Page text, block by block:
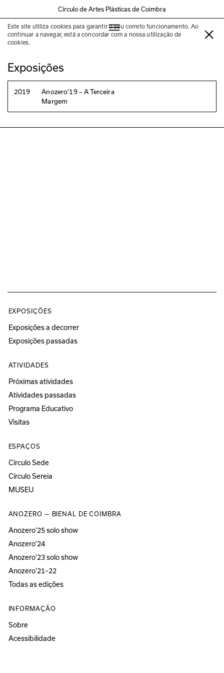
Círculo de Artes Plásticas de Coimbra
Este site utiliza cookies para garantir o seu correto funcionamento. Ao
continuar a navegar, está a concordar com a nossa utilização de
cookies.
Anna Boghiguian
Exposições
2019
Anozero‘19 – A Terceira
Margem
EXPOSIÇÕES
Exposições a decorrer
Exposições passadas
ATIVIDADES
Próximas atividades
Atividades passadas
Programa Educativo
Visitas
ESPAÇOS
Círculo Sede
Círculo Sereia
MUSEU
ANOZERO — BIENAL DE COIMBRA
Anozero‘25 solo show
Anozero‘24
Anozero‘23 solo show
Anozero‘21–22
Todas as edições
INFORMAÇÃO
Sobre
Acessibilidade